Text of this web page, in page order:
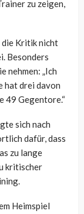
zu zeigen,
die Kritik nicht
Besonders
nehmen: „Ich
hat drei davon
49 Gegentore.“
sich nach
dafür, dass
zu lange
kritischer
Heimspiel